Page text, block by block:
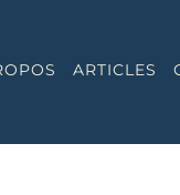
ARTICLES